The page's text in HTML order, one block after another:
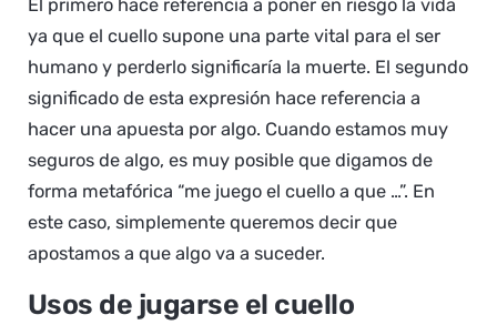
El primero hace referencia a poner en riesgo la vida
ya que el cuello supone una parte vital para el ser
humano y perderlo significaría la muerte. El segundo
significado de esta expresión hace referencia a
hacer una apuesta por algo. Cuando estamos muy
seguros de algo, es muy posible que digamos de
forma metafórica “me juego el cuello a que …”. En
este caso, simplemente queremos decir que
apostamos a que algo va a suceder.
Usos de jugarse el cuello